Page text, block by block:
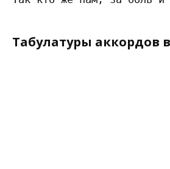
Табулатуры аккордов